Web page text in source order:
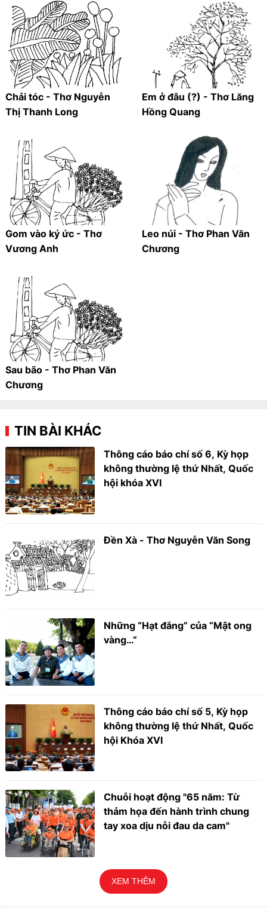
Chải tóc - Thơ Nguyễn
Thị Thanh Long
Em ở đâu (?) - Thơ Lăng
Hồng Quang
Gom vào ký ức - Thơ
Vương Anh
Leo núi - Thơ Phan Văn
Chương
Sau bão - Thơ Phan Văn
Chương
TIN BÀI KHÁC
Thông cáo báo chí số 6, Kỳ họp
không thường lệ thứ Nhất, Quốc
hội khóa XVI
Đền Xà - Thơ Nguyễn Văn Song
Những “Hạt đắng” của “Mật ong
vàng…”
Thông cáo báo chí số 5, Kỳ họp
không thường lệ thứ Nhất, Quốc
hội Khóa XVI
Chuỗi hoạt động "65 năm: Từ
thảm họa đến hành trình chung
tay xoa dịu nỗi đau da cam"
XEM THÊM